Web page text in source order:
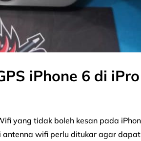
iPhone 6 di
yang tidak boleh kesan pada
wifi perlu ditukar agar